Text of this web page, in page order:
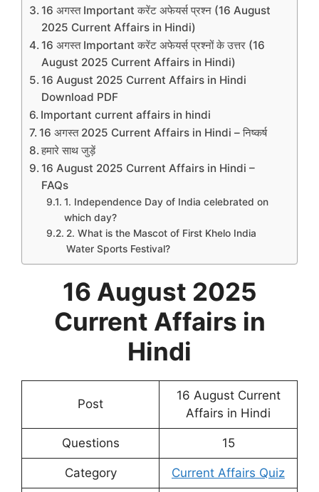
16 अगस्त Important करेंट अफेयर्स प्रश्न (16 August
2025 Current Affairs in Hindi)
16 अगस्त Important करेंट अफेयर्स प्रश्नों के उत्तर (16
August 2025 Current Affairs in Hindi)
16 August 2025 Current Affairs in Hindi
Download PDF
Important current affairs in hindi
16 अगस्त 2025 Current Affairs in Hindi – निष्कर्ष
हमारे साथ जुड़ें
16 August 2025 Current Affairs in Hindi –
FAQs
1. Independence Day of India celebrated on
which day?
2. What is the Mascot of First Khelo India
Water Sports Festival?
16 August 2025
Current Affairs in
Hindi
Post
16 August Current
Affairs in Hindi
Questions 15
Category Current Affairs Quiz